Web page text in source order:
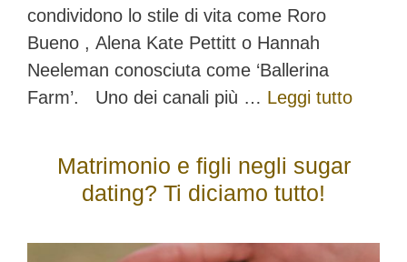
condividono lo stile di vita come Roro
Bueno , Alena Kate Pettitt o Hannah
Neeleman conosciuta come ‘Ballerina
Farm’. Uno dei canali più … Leggi tutto
Matrimonio e figli negli sugar
dating? Ti diciamo tutto!